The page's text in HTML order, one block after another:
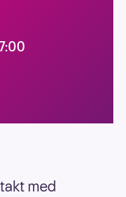
med